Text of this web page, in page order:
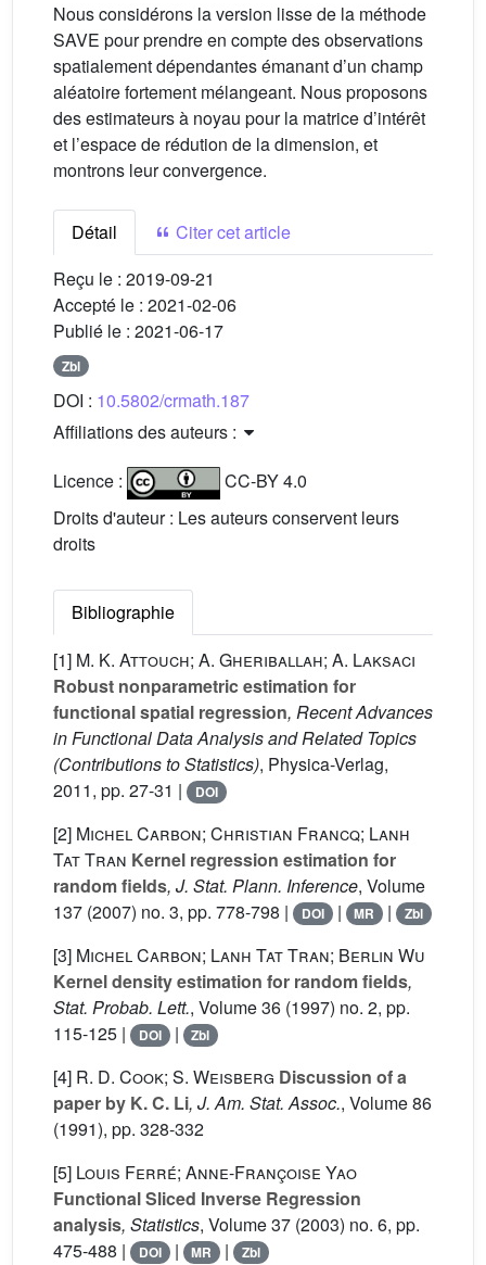
Nous considérons la version lisse de la méthode
SAVE pour prendre en compte des observations
spatialement dépendantes émanant d’un champ
aléatoire fortement mélangeant. Nous proposons
des estimateurs à noyau pour la matrice d’intérêt
et l’espace de rédution de la dimension, et
montrons leur convergence.
Détail
Citer cet article
Reçu le : 2019-09-21
Accepté le : 2021-02-06
Publié le : 2021-06-17
Zbl
DOI : 10.5802/crmath.187
Affiliations des auteurs :
Licence :
CC-BY 4.0
Droits d'auteur : Les auteurs conservent leurs
droits
Bibliographie
[1] M. K. Attouch; A. Gheriballah; A. Laksaci
Robust nonparametric estimation for
functional spatial regression, Recent Advances
in Functional Data Analysis and Related Topics
(Contributions to Statistics), Physica-Verlag,
2011, pp. 27-31 |
DOI
[2] Michel Carbon; Christian Francq; Lanh
Tat Tran Kernel regression estimation for
random fields, J. Stat. Plann. Inference, Volume
137 (2007) no. 3, pp. 778-798 | DOI | MR | Zbl
[3] Michel Carbon; Lanh Tat Tran; Berlin Wu
Kernel density estimation for random fields,
Stat. Probab. Lett., Volume 36 (1997) no. 2, pp.
115-125 |
DOI | Zbl
[4] R. D. Cook; S. Weisberg Discussion of a
paper by K. C. Li, J. Am. Stat. Assoc., Volume 86
(1991), pp. 328-332
[5] Louis Ferré; Anne-Françoise Yao
Functional Sliced Inverse Regression
analysis, Statistics, Volume 37 (2003) no. 6, pp.
475-488 |
DOI | MR | Zbl